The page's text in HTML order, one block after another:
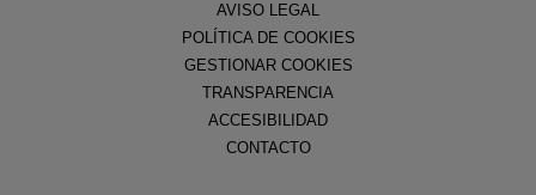
AVISO LEGAL
POLÍTICA DE COOKIES
GESTIONAR COOKIES
TRANSPARENCIA
ACCESIBILIDAD
CONTACTO